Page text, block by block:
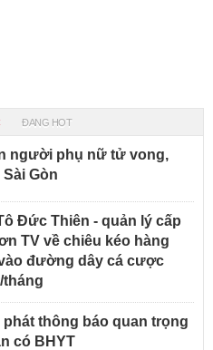
ĐANG HOT
người phụ nữ tử vong,
Gòn
Đức Thiên - quản lý cấp
TV về chiêu kéo hàng
đường dây cá cược
tháng
phát thông báo quan trọng
có BHYT